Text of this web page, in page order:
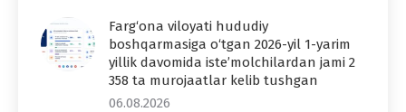
Farg‘ona viloyati hududiy
boshqarmasiga o‘tgan 2026-yil 1-yarim
yillik davomida iste’molchilardan jami 2
358 ta murojaatlar kelib tushgan
06.08.2026